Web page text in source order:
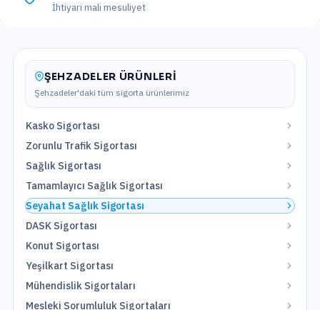
İhtiyari mali mesuliyet
ŞEHZADELER ÜRÜNLERI
Şehzadeler'daki tüm sigorta ürünlerimiz
Kasko Sigortası
Zorunlu Trafik Sigortası
Sağlık Sigortası
Tamamlayıcı Sağlık Sigortası
Seyahat Sağlık Sigortası
DASK Sigortası
Konut Sigortası
Yeşilkart Sigortası
Mühendislik Sigortaları
Mesleki Sorumluluk Sigortaları